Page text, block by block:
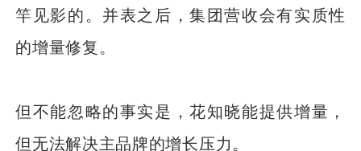
竿见影的。并表之后，集团营收会有实质性
的增量修复。
但不能忽略的事实是，花知晓能提供增量，
但无法解决主品牌的增长压力。